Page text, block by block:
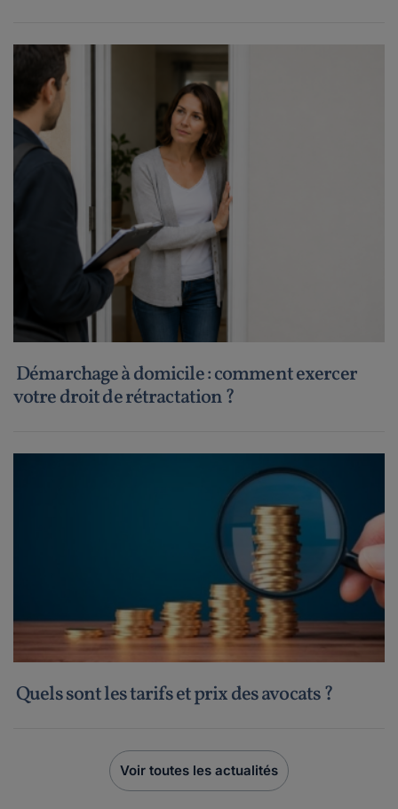
Démarchage à domicile : comment exercer
votre droit de rétractation ?
Quels sont les tarifs et prix des avocats ?
Voir toutes les actualités